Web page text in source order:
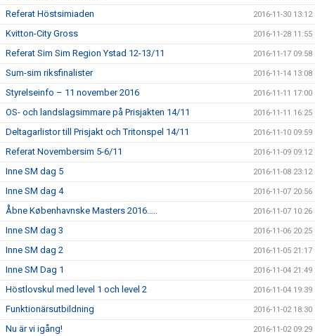
Referat Höstsimiaden 2016-11-30 13:12
Kvitton-City Gross 2016-11-28 11:55
Referat Sim Sim Region Ystad 12-13/11 2016-11-17 09:58
Sum-sim riksfinalister 2016-11-14 13:08
Styrelseinfo – 11 november 2016 2016-11-11 17:00
OS- och landslagsimmare på Prisjakten 14/11 2016-11-11 16:25
Deltagarlistor till Prisjakt och Tritonspel 14/11 2016-11-10 09:59
Referat Novembersim 5-6/11 2016-11-09 09:12
Inne SM dag 5 2016-11-08 23:12
Inne SM dag 4 2016-11-07 20:56
Åbne Københavnske Masters 2016….. 2016-11-07 10:26
Inne SM dag 3 2016-11-06 20:25
Inne SM dag 2 2016-11-05 21:17
Inne SM Dag 1 2016-11-04 21:49
Höstlovskul med level 1 och level 2 2016-11-04 19:39
Funktionärsutbildning 2016-11-02 18:30
Nu är vi igång! 2016-11-02 09:29